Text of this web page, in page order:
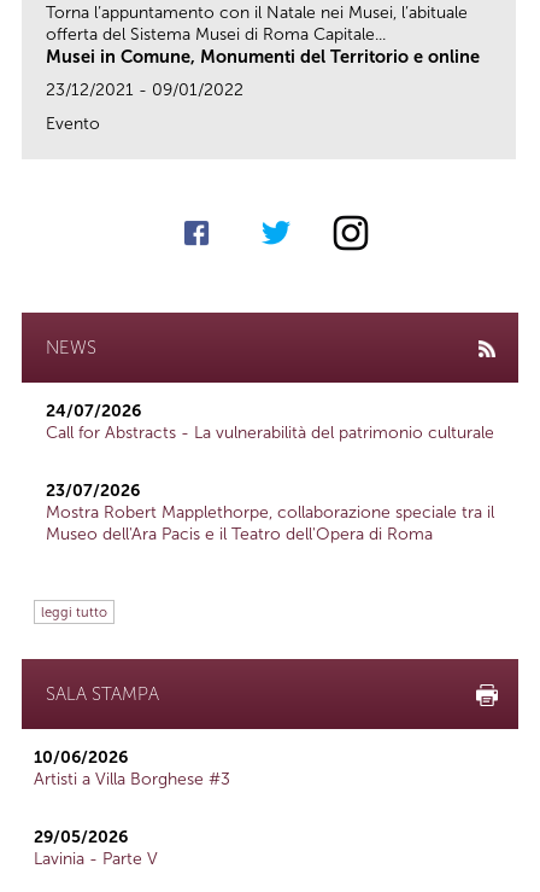
Torna l’appuntamento con il Natale nei Musei, l’abituale
offerta del Sistema Musei di Roma Capitale...
Musei in Comune, Monumenti del Territorio e online
23/12/2021 - 09/01/2022
Evento
NEWS
24/07/2026
Call for Abstracts - La vulnerabilità del patrimonio culturale
23/07/2026
Mostra Robert Mapplethorpe, collaborazione speciale tra il
Museo dell'Ara Pacis e il Teatro dell'Opera di Roma
leggi tutto
SALA STAMPA
10/06/2026
Artisti a Villa Borghese #3
29/05/2026
Lavinia - Parte V